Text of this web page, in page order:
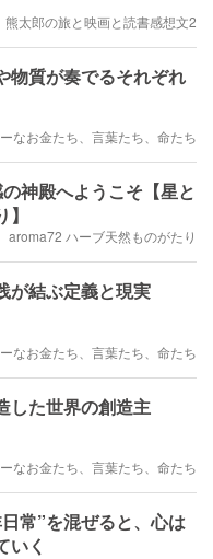
熊太郎の旅と映画と読書感想文2
物質が奏でるそれぞれ
なお金たち、言葉たち、命たち
神殿へようこそ【星と
aroma72 ハーブ天然ものがたり
が結ぶ定義と現実
なお金たち、言葉たち、命たち
した世界の創造主
なお金たち、言葉たち、命たち
常”を混ぜると、心は
いく